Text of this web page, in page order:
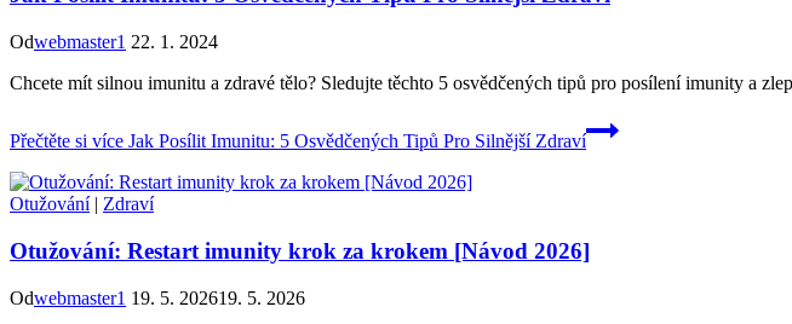
Odwebmaster1 22. 1. 2024
Chcete mít silnou imunitu a zdravé tělo? Sledujte těchto 5 osvědčených tipů pro posílení imunity a
Přečtěte si více Jak Posílit Imunitu: 5 Osvědčených Tipů Pro Silnější Zdraví
Otužování| Zdraví
Otužování: Restart imunity krok za krokem [Návod 2026]
Odwebmaster1 19. 5. 202619. 5. 2026